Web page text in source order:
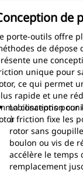
de
porte-outils offre
de dépose
une
unique pour
ce qui permet
rapide et une
pour
La conception
à friction fixe les
rotor sans
boulon ou vis de
accélère le temps
remplacement